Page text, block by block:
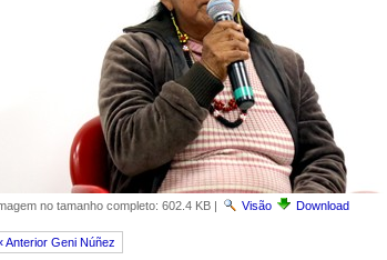
no tamanho completo: 602.4 KB| Visão Download
Anterior Geni Núñez